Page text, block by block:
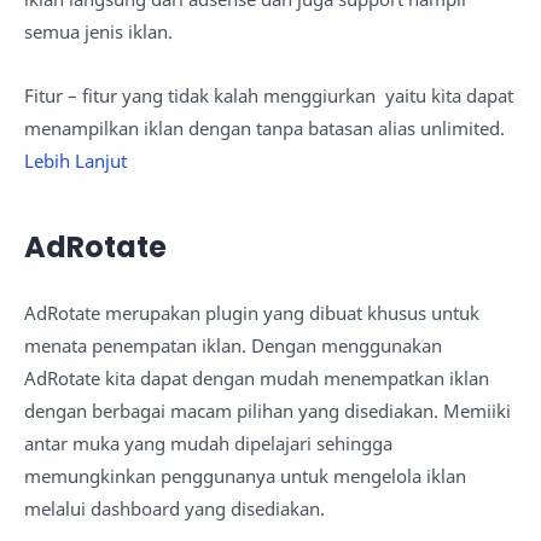
semua jenis iklan.
Fitur – fitur yang tidak kalah menggiurkan yaitu kita dapat
menampilkan iklan dengan tanpa batasan alias unlimited.
Lebih Lanjut
AdRotate
AdRotate merupakan plugin yang dibuat khusus untuk
menata penempatan iklan. Dengan menggunakan
AdRotate kita dapat dengan mudah menempatkan iklan
dengan berbagai macam pilihan yang disediakan. Memiiki
antar muka yang mudah dipelajari sehingga
memungkinkan penggunanya untuk mengelola iklan
melalui dashboard yang disediakan.